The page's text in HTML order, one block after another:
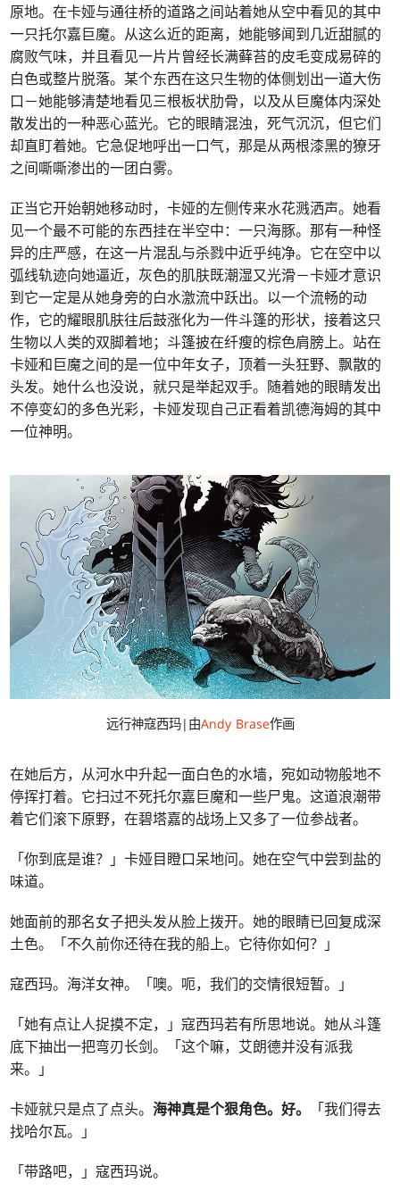
原地。在卡娅与通往桥的道路之间站着她从空中看见的其中
一只托尔嘉巨魔。从这么近的距离，她能够闻到几近甜腻的
腐败气味，并且看见一片片曾经长满藓苔的皮毛变成易碎的
白色或整片脱落。某个东西在这只生物的体侧划出一道大伤
口－她能够清楚地看见三根板状肋骨，以及从巨魔体内深处
散发出的一种恶心蓝光。它的眼睛混浊，死气沉沉，但它们
却直盯着她。它急促地呼出一口气，那是从两根漆黑的獠牙
之间嘶嘶渗出的一团白雾。
正当它开始朝她移动时，卡娅的左侧传来水花溅洒声。她看
见一个最不可能的东西挂在半空中：一只海豚。那有一种怪
异的庄严感，在这一片混乱与杀戮中近乎纯净。它在空中以
弧线轨迹向她逼近，灰色的肌肤既潮湿又光滑－卡娅才意识
到它一定是从她身旁的白水激流中跃出。以一个流畅的动
作，它的耀眼肌肤往后鼓涨化为一件斗篷的形状，接着这只
生物以人类的双脚着地；斗篷披在纤瘦的棕色肩膀上。站在
卡娅和巨魔之间的是一位中年女子，顶着一头狂野、飘散的
头发。她什么也没说，就只是举起双手。随着她的眼睛发出
不停变幻的多色光彩，卡娅发现自己正看着凯德海姆的其中
一位神明。
远行神寇西玛|由Andy Brase作画
在她后方，从河水中升起一面白色的水墙，宛如动物般地不
停挥打着。它扫过不死托尔嘉巨魔和一些尸鬼。这道浪潮带
着它们滚下原野，在碧塔嘉的战场上又多了一位参战者。
「你到底是谁？」卡娅目瞪口呆地问。她在空气中尝到盐的
味道。
她面前的那名女子把头发从脸上拨开。她的眼睛已回复成深
土色。「不久前你还待在我的船上。它待你如何？」
寇西玛。海洋女神。「噢。呃，我们的交情很短暂。」
「她有点让人捉摸不定，」寇西玛若有所思地说。她从斗篷
底下抽出一把弯刃长剑。「这个嘛，艾朗德并没有派我
来。」
卡娅就只是点了点头。海神真是个狠角色。好。
「我们得去
找哈尔瓦。」
「带路吧，」寇西玛说。